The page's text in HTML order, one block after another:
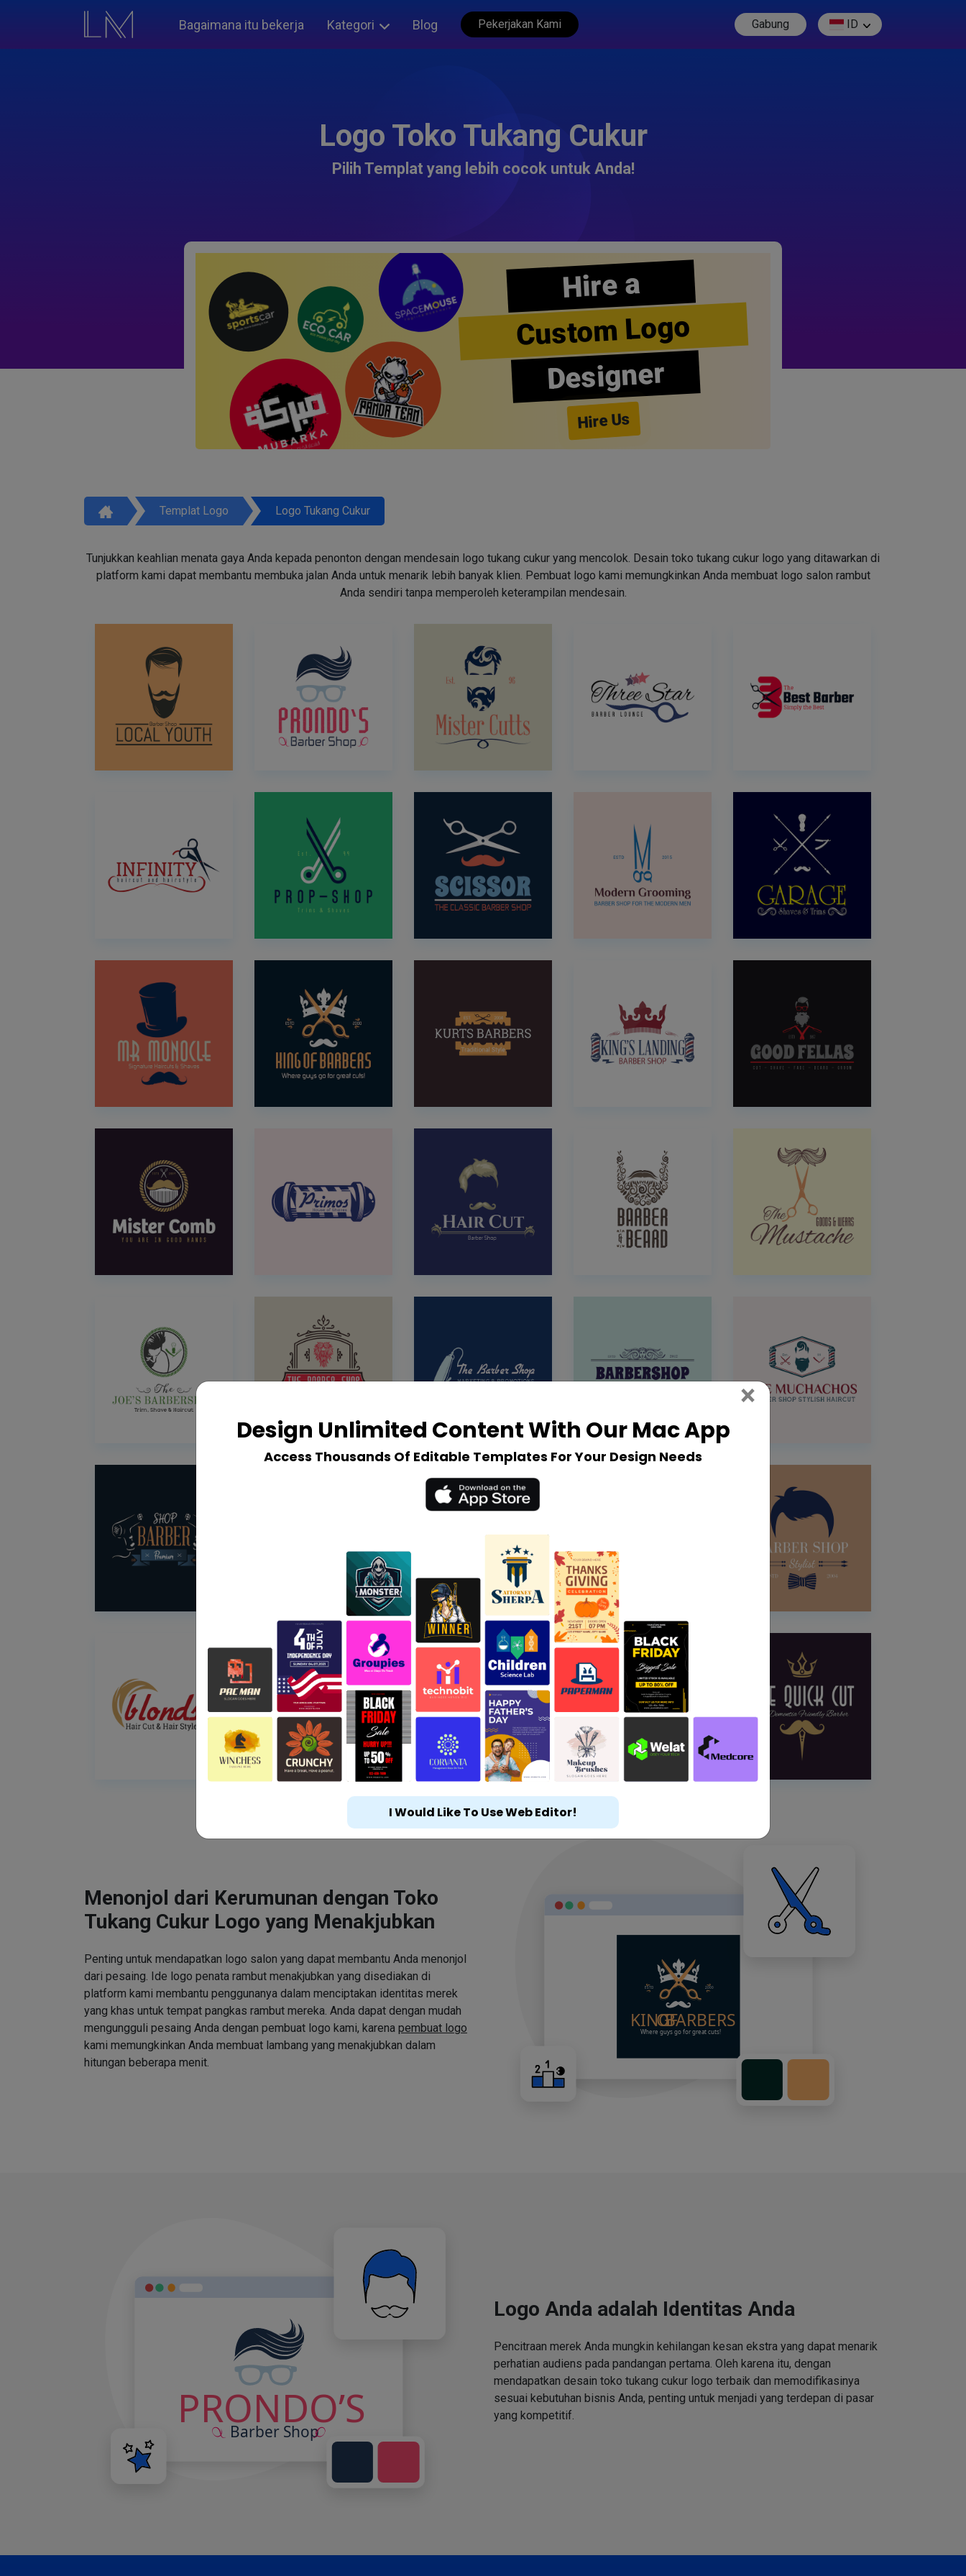
Bagaimana itu bekerja Kategori Blog Pekerjakan Kami Gabung ID
Logo Toko Tukang Cukur
Pilih Templat yang lebih cocok untuk Anda!
Hire a
Custom Logo
Designer
Hire Us
Templat Logo Logo Tukang Cukur
Tunjukkan keahlian menata gaya Anda kepada penonton dengan mendesain logo tukang cukur yang mencolok. Desain toko tukang cukur logo yang ditawarkan di
platform kami dapat membantu membuka jalan Anda untuk menarik lebih banyak klien. Pembuat logo kami memungkinkan Anda membuat logo salon rambut
Anda sendiri tanpa memperoleh keterampilan mendesain.
Menonjol dari Kerumunan dengan Toko
Tukang Cukur Logo yang Menakjubkan
Penting untuk mendapatkan logo salon yang dapat membantu Anda menonjol
dari pesaing. Ide logo penata rambut menakjubkan yang disediakan di
platform kami membantu penggunanya dalam menciptakan identitas merek
yang khas untuk tempat pangkas rambut mereka. Anda dapat dengan mudah
mengungguli pesaing Anda dengan pembuat logo kami, karena pembuat logo
kami memungkinkan Anda membuat lambang yang menakjubkan dalam
hitungan beberapa menit.
Logo Anda adalah Identitas Anda
Pencitraan merek Anda mungkin kehilangan kesan ekstra yang dapat menarik
perhatian audiens pada pandangan pertama. Oleh karena itu, dengan
mendapatkan desain toko tukang cukur logo terbaik dan memodifikasinya
sesuai kebutuhan bisnis Anda, penting untuk menjadi yang terdepan di pasar
yang kompetitif.
Design Unlimited Content With Our Mac App
Access Thousands Of Editable Templates For Your Design Needs
× Close
I Would Like To Use Web Editor!